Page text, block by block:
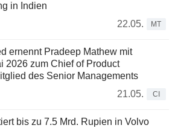
in Indien
22.05.
MT
ernennt Pradeep Mathew mit
2026 zum Chief of Product
des Senior Managements
21.05.
CI
bis zu 7.5 Mrd. Rupien in Volvo